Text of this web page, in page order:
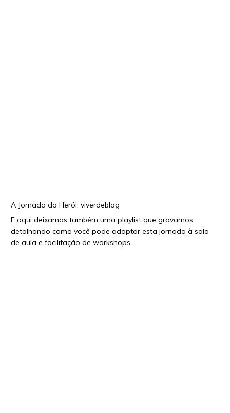
A Jornada do Herói, viverdeblog
E aqui deixamos também uma playlist que gravamos
detalhando como você pode adaptar esta jornada à sala
de aula e facilitação de workshops.